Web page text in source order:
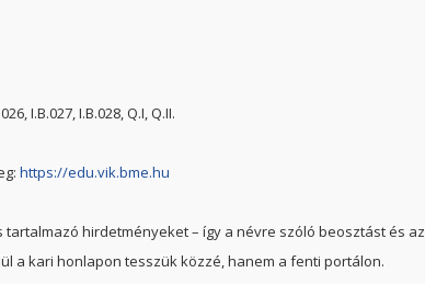
I.B.027, I.B.028, Q.I, Q.II.
https://edu.vik.bme.hu
hirdetményeket – így a névre szóló beosztást és az
a kari honlapon tesszük közzé, hanem a fenti portálon.